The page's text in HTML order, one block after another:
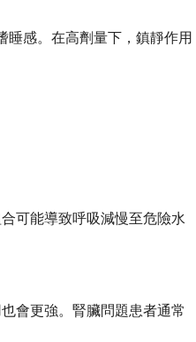
睡感。在高劑量下，鎮靜作用
可能導致呼吸減慢至危險水
會更強。腎臟問題患者通常